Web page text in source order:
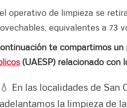
operativo de limpieza se
equivalentes a 73
te compartimos un
(UAESP) relacionado con
💧 En las localidades de
adelantamos la limpieza de